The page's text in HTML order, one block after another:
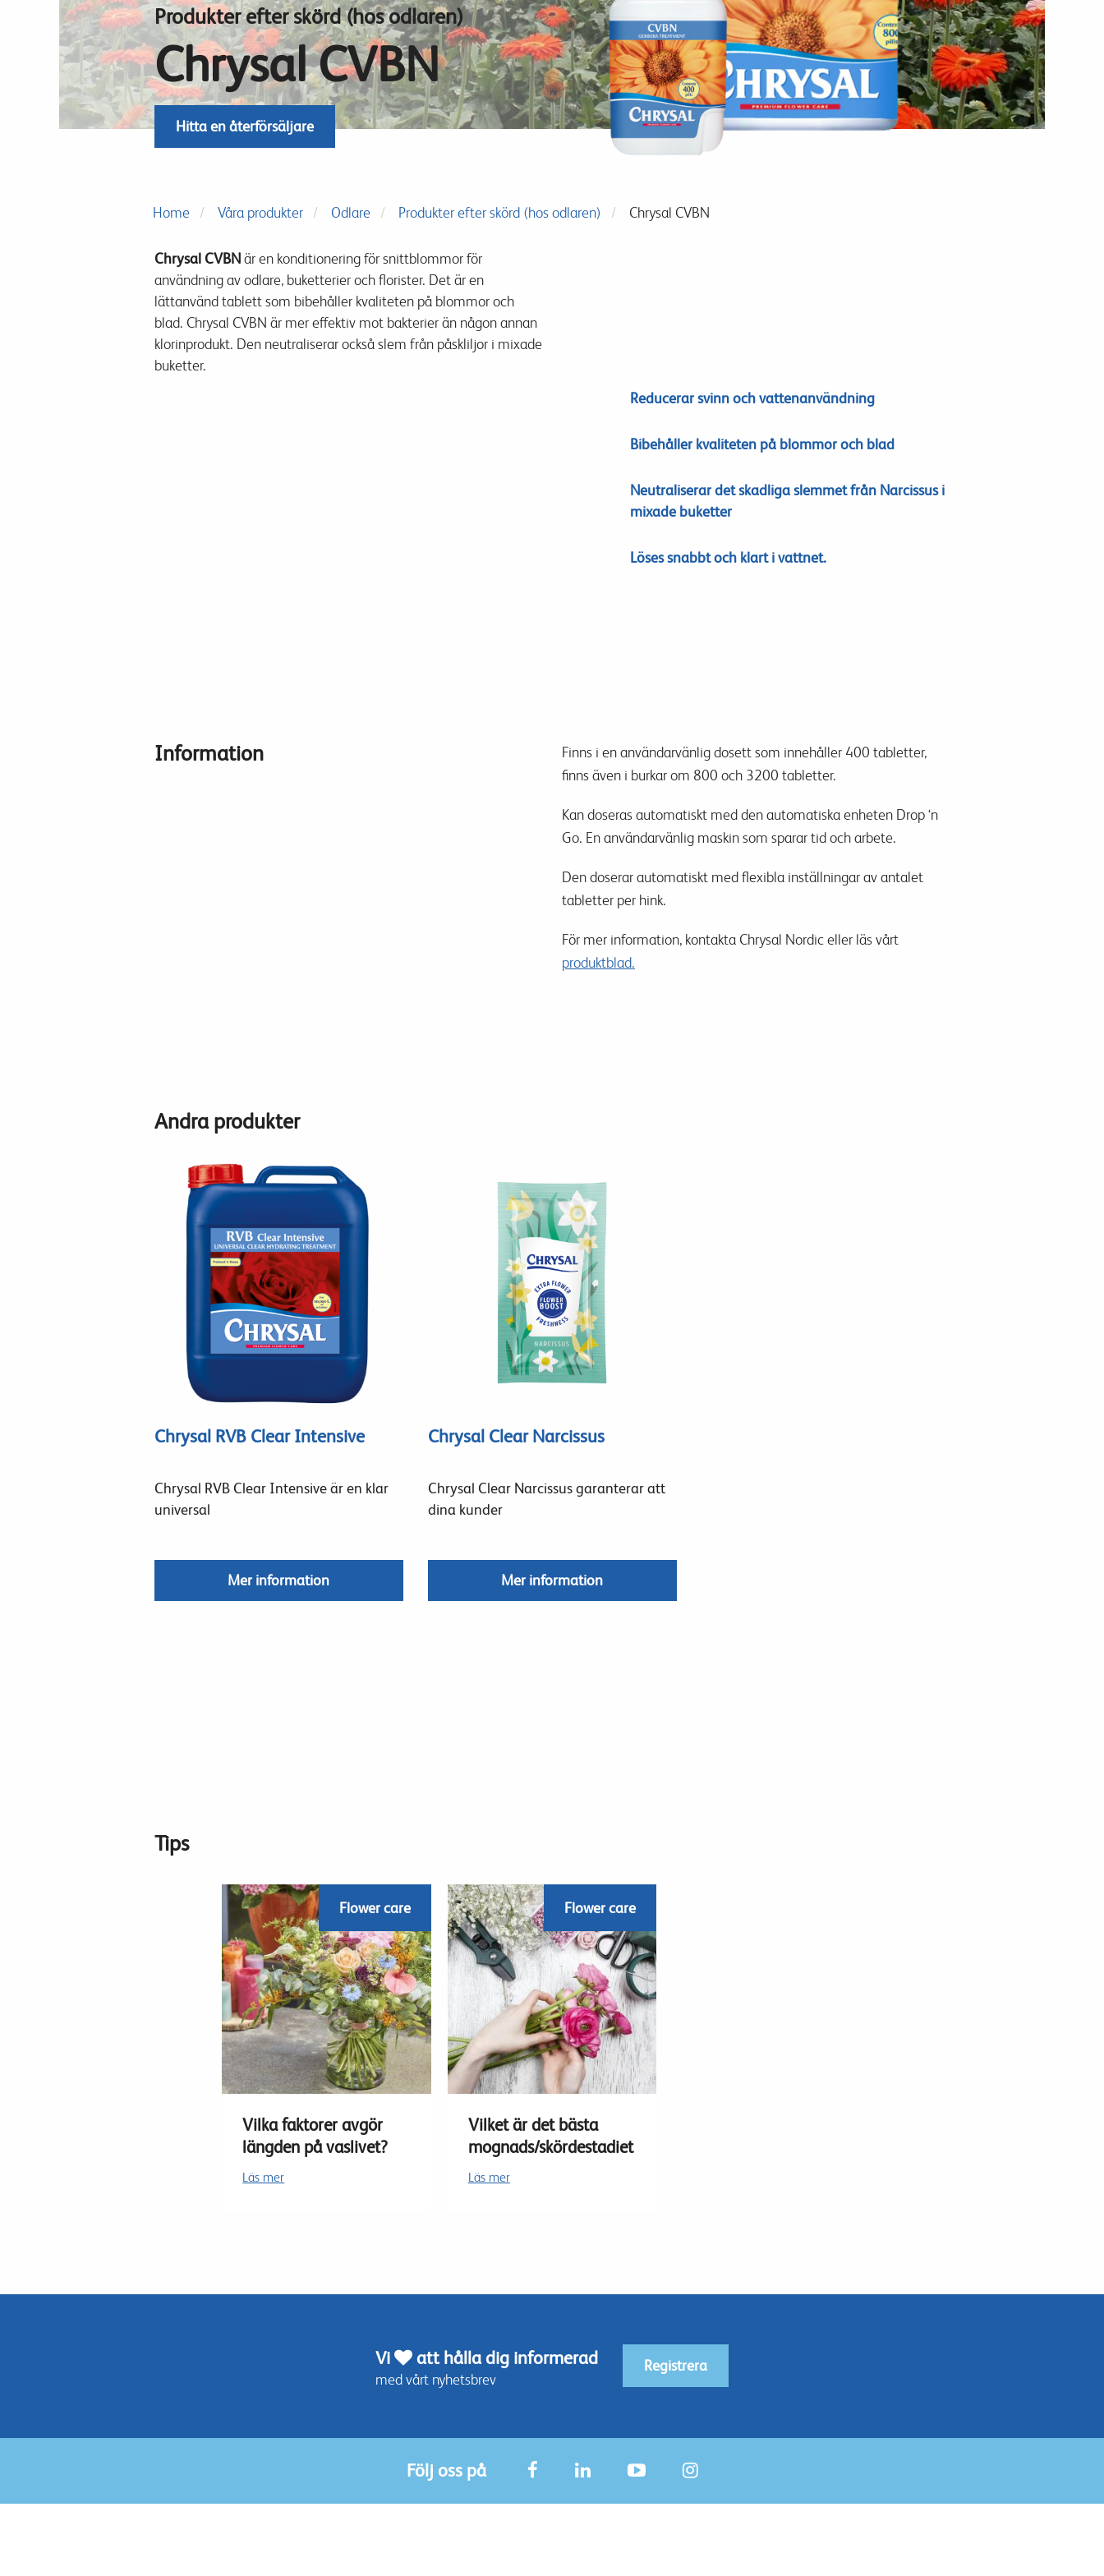
Produkter efter skörd (hos odlaren)
Chrysal CVBN
Hitta en återförsäljare
Home Våra produkter Odlare Produkter efter skörd (hos odlaren) Chrysal CVBN
Chrysal CVBNär en konditionering för snittblommor för
användning av odlare, buketterier och florister. Det är en
lättanvänd tablett som bibehåller kvaliteten på blommor och
blad. Chrysal CVBN är mer effektiv mot bakterier än någon annan
klorinprodukt. Den neutraliserar också slem från påskliljor i mixade
buketter.
Reducerar svinn och vattenanvändning
Bibehåller kvaliteten på blommor och blad
Neutraliserar det skadliga slemmet från Narcissus i
mixade buketter
Löses snabbt och klart i vattnet.
Information
Finns i en användarvänlig dosett som innehåller 400 tabletter,
finns även i burkar om 800 och 3200 tabletter.
Kan doseras automatiskt med den automatiska enheten Drop ‘n
Go. En användarvänlig maskin som sparar tid och arbete.
Den doserar automatiskt med flexibla inställningar av antalet
tabletter per hink.
För mer information, kontakta Chrysal Nordic eller läs vårt
produktblad.
Andra produkter
Chrysal RVB Clear Intensive
Chrysal RVB Clear Intensive är en klar
universal
Mer information
Chrysal Clear Narcissus
Chrysal Clear Narcissus garanterar att
dina kunder
Mer information
Tips
Flower care
Vilka faktorer avgör
längden på vaslivet?
Läs mer
Flower care
Vilket är det bästa
mognads/skördestadiet
Läs mer
Vi att hålla dig informerad
med vårt nyhetsbrev
Registrera
Följ oss på